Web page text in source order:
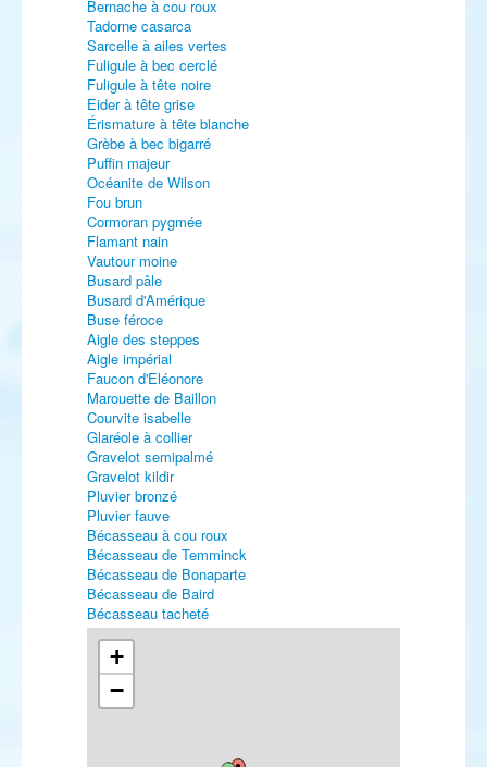
Bernache à cou roux
Tadorne casarca
Sarcelle à ailes vertes
Fuligule à bec cerclé
Fuligule à tête noire
Eider à tête grise
Érismature à tête blanche
Grèbe à bec bigarré
Puffin majeur
Océanite de Wilson
Fou brun
Cormoran pygmée
Flamant nain
Vautour moine
Busard pâle
Busard d'Amérique
Buse féroce
Aigle des steppes
Aigle impérial
Faucon d'Eléonore
Marouette de Baillon
Courvite isabelle
Glaréole à collier
Gravelot semipalmé
Gravelot kildir
Pluvier bronzé
Pluvier fauve
Bécasseau à cou roux
Bécasseau de Temminck
Bécasseau de Bonaparte
Bécasseau de Baird
Bécasseau tacheté
Bécasseau à queue pointue
Bécasseau falcinelle
Bécasseau rousset
Bécassine double
Bécassin à long bec
+
−